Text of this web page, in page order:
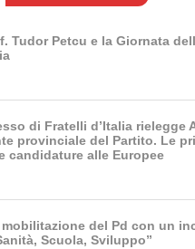
Tudor Petcu e la Giornata
di Fratelli d’Italia rielegge
provinciale del Partito. Le
candidature alle Europee
mobilitazione del Pd con un
Scuola, Sviluppo”